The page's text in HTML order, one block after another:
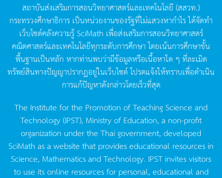
สถาบันส่งเสริมการสอนวิทยาศาสตร์และเทคโนโลยี (สสวท.)
กระทรวงศึกษาธิการ เป็นหน่วยงานของรัฐที่ไม่แสวงหากำไรได้จัดทำ
เว็บไซต์คลังความรู้SciMath เพื่อส่งเสริมการสอนวิทยาศาสตร์
คณิตศาสตร์และเทคโนโลยีทุกระดับการศึกษา โดยเน้นการศึกษาขั้น
พื้นฐานเป็นหลัก หากท่านพบว่ามีข้อมูลหรือเนื้อหาใด ๆ ที่ละเมิด
ทรัพย์สินทางปัญญาปรากฏอยู่ในเว็บไซต์โปรดแจ้งให้ทราบเพื่อดำเนิน
การแก้ปัญหาดังกล่าวโดยเร็วที่สุด
The Institute for the Promotion of Teaching Science and
Technology (IPST), Ministry of Education, a non-profit
organization under the Thai government, developed
SciMath as a website that provides educational resources in
Science, Mathematics and Technology. IPST invites visitors
to use its online resources for personal, educational and